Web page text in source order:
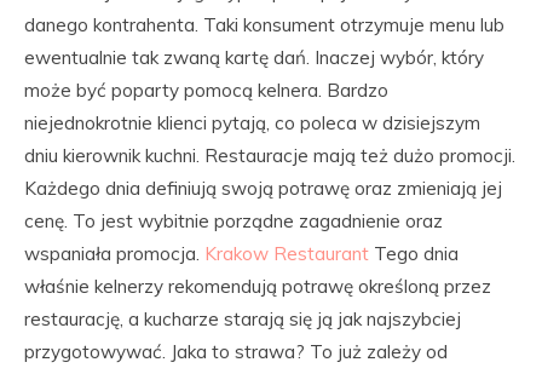
danego kontrahenta. Taki konsument otrzymuje menu lub
ewentualnie tak zwaną kartę dań. Inaczej wybór, który
może być poparty pomocą kelnera. Bardzo
niejednokrotnie klienci pytają, co poleca w dzisiejszym
dniu kierownik kuchni. Restauracje mają też dużo promocji.
Każdego dnia definiują swoją potrawę oraz zmieniają jej
cenę. To jest wybitnie porządne zagadnienie oraz
wspaniała promocja. Krakow Restaurant Tego dnia
właśnie kelnerzy rekomendują potrawę określoną przez
restaurację, a kucharze starają się ją jak najszybciej
przygotowywać. Jaka to strawa? To już zależy od